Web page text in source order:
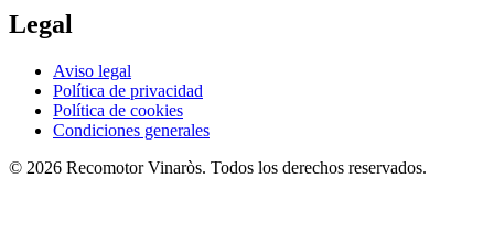
Legal
Aviso legal
Política de privacidad
Política de cookies
Condiciones generales
© 2026 RecomotorVinaròs. Todos los derechos reservados.